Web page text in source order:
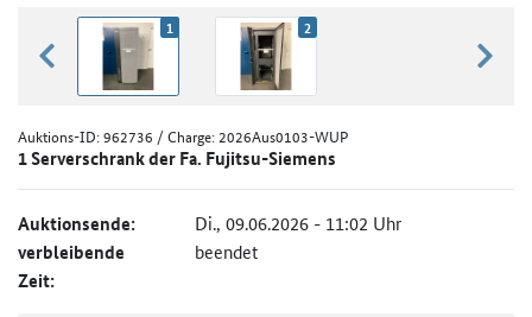
zurück blättern
1 2
Auktions-ID:962736 / Charge: 2026Aus0103-WUP
1 Serverschrank der Fa. Fujitsu-Siemens
Auktionsende: Di., 09.06.2026 - 11:02 Uhr
verbleibende
Zeit:
beendet